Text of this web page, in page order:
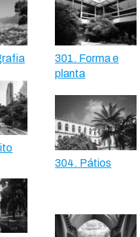
301. Forma e
planta
304. Pátios